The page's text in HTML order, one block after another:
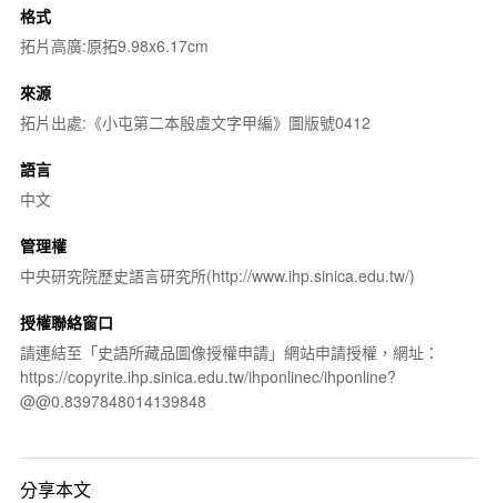
格式
拓片高廣:原拓9.98x6.17cm
來源
拓片出處:《小屯第二本殷虛文字甲編》圖版號0412
語言
中文
管理權
中央研究院歷史語言研究所(http://www.ihp.sinica.edu.tw/)
授權聯絡窗口
請連結至「史語所藏品圖像授權申請」網站申請授權，網址：
https://copyrite.ihp.sinica.edu.tw/ihponlinec/ihponline?
@@0.8397848014139848
分享本文